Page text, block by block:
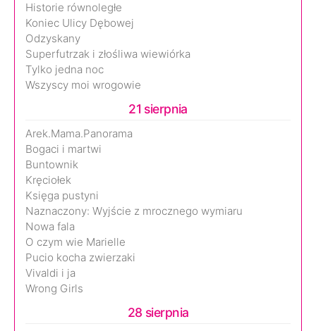
Historie równoległe
Koniec Ulicy Dębowej
Odzyskany
Superfutrzak i złośliwa wiewiórka
Tylko jedna noc
Wszyscy moi wrogowie
21 sierpnia
Arek.Mama.Panorama
Bogaci i martwi
Buntownik
Kręciołek
Księga pustyni
Naznaczony: Wyjście z mrocznego wymiaru
Nowa fala
O czym wie Marielle
Pucio kocha zwierzaki
Vivaldi i ja
Wrong Girls
28 sierpnia